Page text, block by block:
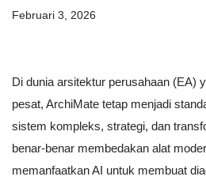
Februari 3, 2026
Di dunia arsitektur perusahaan (EA)
pesat, ArchiMate tetap menjadi
sistem kompleks, strategi, dan
benar-benar membedakan alat
memanfaatkan AI untuk membuat